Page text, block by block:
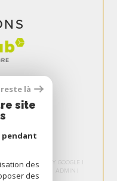
POWERED BY GOOGLE |
ADMIN
COOKIES
là
site
pendant
des
des